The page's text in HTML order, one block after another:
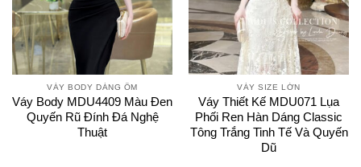
VÁY BODY DÁNG ÔM
Váy Body MDU4409 Màu Đen
Quyến Rũ Đính Đá Nghệ
Thuật
VÁY SIZE LỚN
Váy Thiết Kế MDU071 Lụa
Phối Ren Hàn Dáng Classic
Tông Trắng Tinh Tế Và Quyến
Dũ